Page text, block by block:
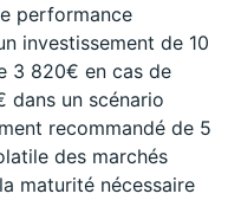
performance
investissement de 10
3 820€ en cas de
dans un scénario
recommandé de 5
des marchés
maturité nécessaire